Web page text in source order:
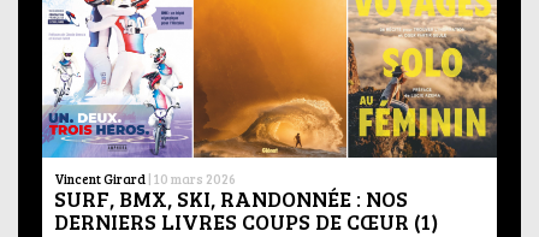
Vincent Girard | 10 mars 2026
SURF, BMX, SKI, RANDONNÉE : NOS
DERNIERS LIVRES COUPS DE CŒUR (1)